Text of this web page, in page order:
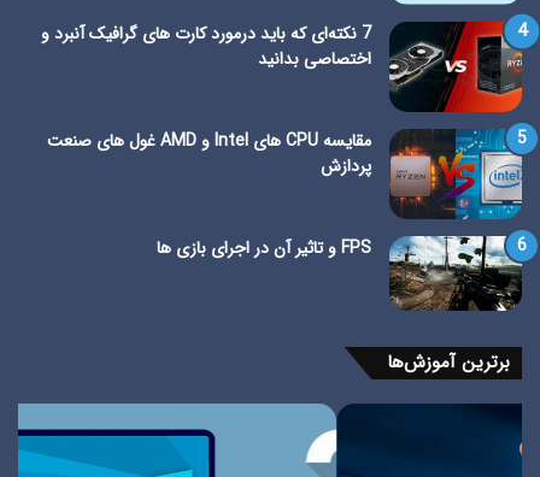
7 نکته‌ای که باید درمورد کارت های گرافیک آنبرد و
اختصاصی بدانید
مقایسه CPU های Intel و AMD غول های صنعت
پردازش
FPS و تاثیر آن در اجرای بازی ها
برترین آموزش‌ها
فارسی